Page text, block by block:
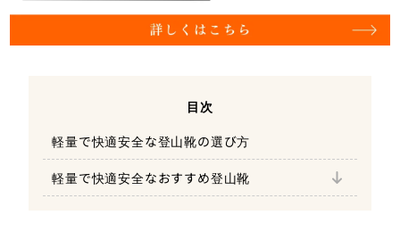
目次
軽量で快適安全な登山靴の選び方
軽量で快適安全なおすすめ登山靴
ラ・スポルティバ ULTRA RAPTOR Ⅱ Mid GTX
サロモン OUTpulse MID GORE-TEX
スカルパ モヒートハイクGTX